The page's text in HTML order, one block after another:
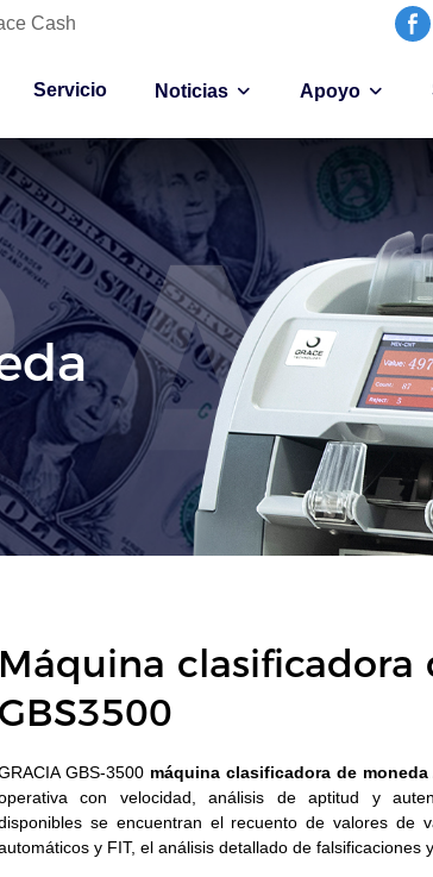
Cash
Servicio Noticias Apoyo
Máquina clasificadora
GBS3500
GBS-3500 máquina clasificadora de moneda
con velocidad, análisis de aptitud y
se encuentran el recuento de valores de
y FIT, el análisis detallado de falsificaciones